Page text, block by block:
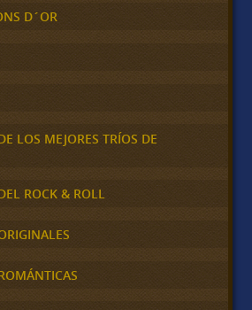
D´OR
LOS MEJORES TRÍOS DE
ROCK & ROLL